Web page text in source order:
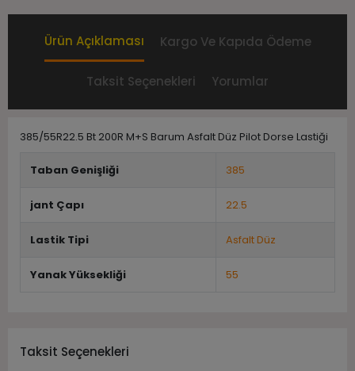
Ürün Açıklaması Kargo Ve Kapıda Ödeme
Taksit Seçenekleri Yorumlar
385/55R22.5 Bt 200R M+S Barum Asfalt Düz Pilot Dorse Lastiği
Taban Genişliği 385
jant Çapı 22.5
Lastik Tipi Asfalt Düz
Yanak Yüksekliği 55
Taksit Seçenekleri